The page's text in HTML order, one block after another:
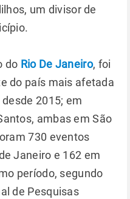
um divisor de
do Rio De Janeiro, foi
do país mais afetada
2015; em
ambas em São
730 eventos
Janeiro e 162 em
período, segundo
de Pesquisas